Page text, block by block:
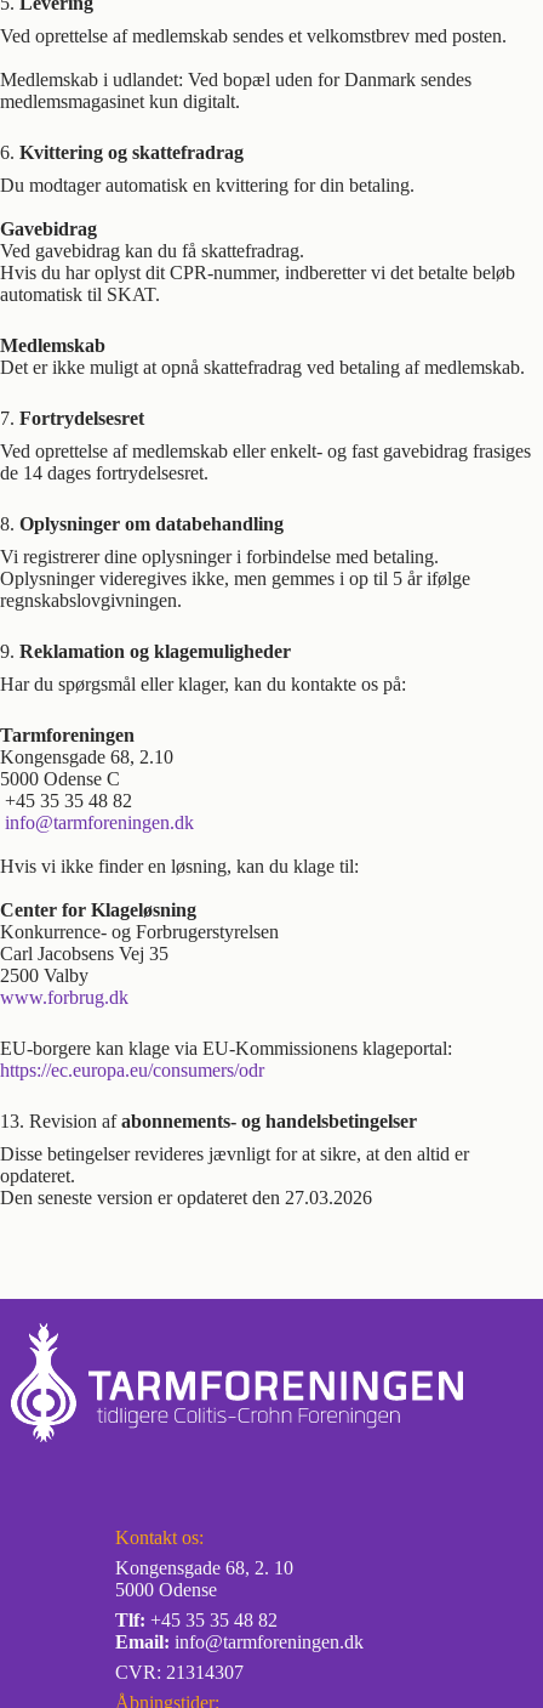
Ved oprettelse af medlemskab sendes et velkomstbrev med posten.
Medlemskab i udlandet: Ved bopæl uden for Danmark sendes
medlemsmagasinet kun digitalt.
6. Kvittering og skattefradrag
Du modtager automatisk en kvittering for din betaling.
Gavebidrag
Ved gavebidrag kan du få skattefradrag.
Hvis du har oplyst dit CPR-nummer, indberetter vi det betalte beløb
automatisk til SKAT.
Medlemskab
Det er ikke muligt at opnå skattefradrag ved betaling af medlemskab.
7. Fortrydelsesret
Ved oprettelse af medlemskab eller enkelt- og fast gavebidrag frasiges
de 14 dages fortrydelsesret.
8. Oplysninger om databehandling
Vi registrerer dine oplysninger i forbindelse med betaling.
Oplysninger videregives ikke, men gemmes i op til 5 år ifølge
regnskabslovgivningen.
9. Reklamation og klagemuligheder
Har du spørgsmål eller klager, kan du kontakte os på:
Tarmforeningen
Kongensgade 68, 2.10
5000 Odense C
+45 35 35 48 82
info@tarmforeningen.dk
Hvis vi ikke finder en løsning, kan du klage til:
Center for Klageløsning
Konkurrence- og Forbrugerstyrelsen
Carl Jacobsens Vej 35
2500 Valby
www.forbrug.dk
EU-borgere kan klage via EU-Kommissionens klageportal:
https://ec.europa.eu/consumers/odr
13. Revision afabonnements- og handelsbetingelser
Disse betingelser revideres jævnligt for at sikre, at den altid er
opdateret.
Den seneste version er opdateret den 27.03.2026
Kontakt os:
Kongensgade 68, 2. 10
5000 Odense
Tlf: +45 35 35 48 82
Email: info@tarmforeningen.dk
CVR: 21314307
Åbningstider: